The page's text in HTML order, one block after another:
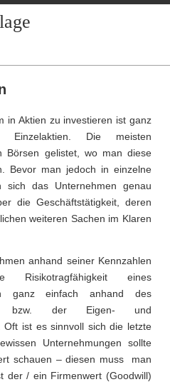
to
content
in Aktien zu investieren ist ganz
Die meisten
Börsen gelistet, wo man diese
Bevor man jedoch in einzelne
sich das Unternehmen genau
die Geschäftstätigkeit, deren
weiteren Sachen im Klaren
anhand seiner Kennzahlen
Risikotragfähigkeit eines
ganz einfach anhand des
bzw. der Eigen- und
Oft ist es sinnvoll sich die letzte
Unternehmungen sollte
schauen – diesen muss man
der / ein Firmenwert (Goodwill)